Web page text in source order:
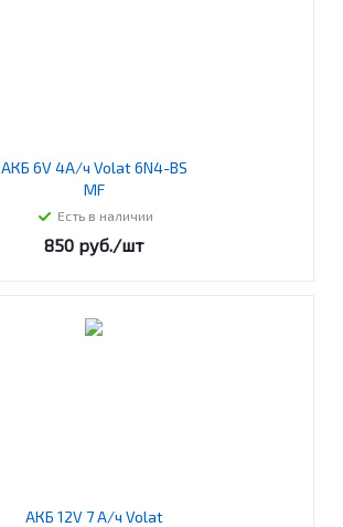
АКБ 6V 4А/ч Volat 6N4-BS
MF
Есть в наличии
850 руб./шт
АКБ 12V 7 А/ч Volat